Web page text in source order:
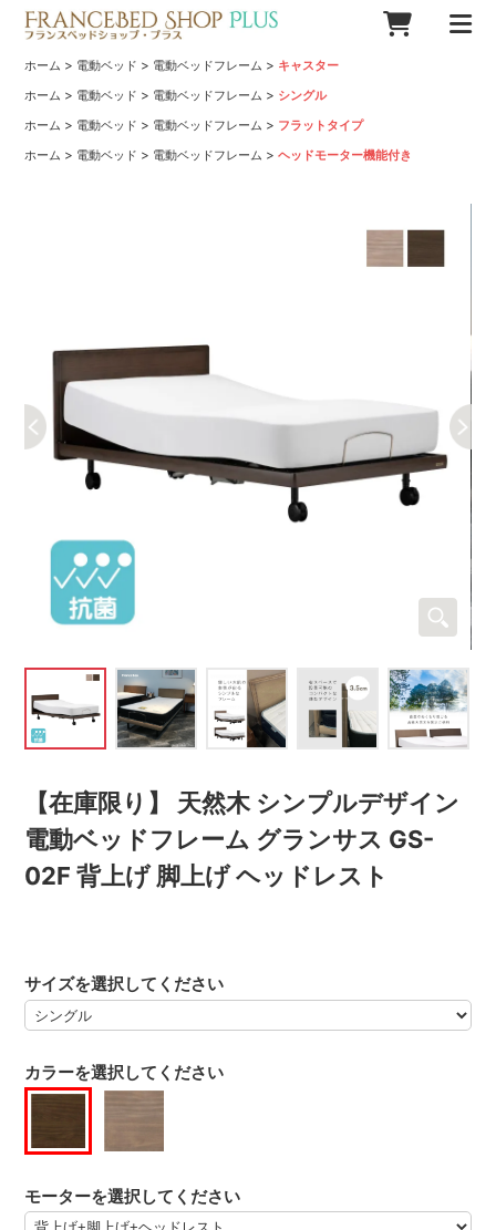
ホーム > 電動ベッド > 電動ベッドフレーム > キャスター
ホーム > 電動ベッド > 電動ベッドフレーム > シングル
ホーム > 電動ベッド > 電動ベッドフレーム > フラットタイプ
ホーム > 電動ベッド > 電動ベッドフレーム >ヘッドモーター機能付き
【在庫限り】 天然木 シンプルデザイン
電動ベッドフレーム グランサス GS-
02F 背上げ 脚上げ ヘッドレスト
カラーを選択してください
サイズを選択してください
モーターを選択してください